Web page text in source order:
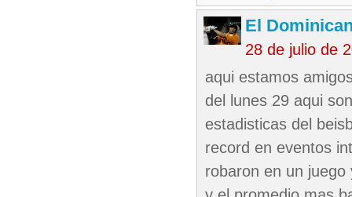
El
28 de julio de
aqui estamos
del lunes 29 aqui
estadisticas del
record en eventos
robaron en un